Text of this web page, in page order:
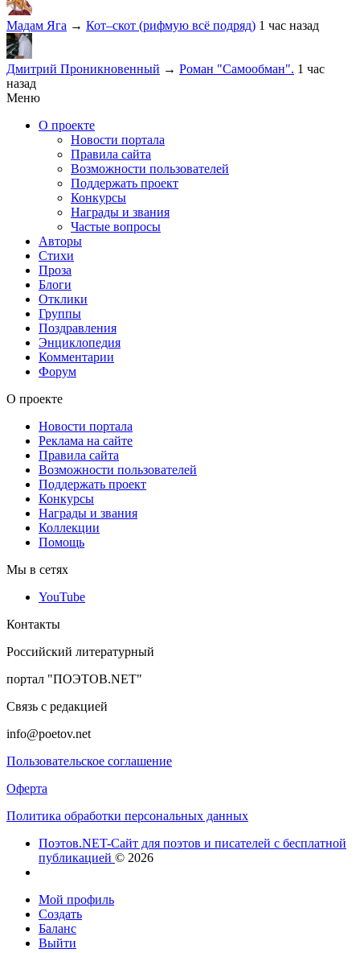
Мадам Яга → Кот–скот (рифмую всё подряд) 1 час назад
Дмитрий Проникновенный → Роман "Самообман". 1 час
назад
Меню
О проекте
Новости портала
Правила сайта
Возможности пользователей
Поддержать проект
Конкурсы
Награды и звания
Частые вопросы
Авторы
Стихи
Проза
Блоги
Отклики
Группы
Поздравления
Энциклопедия
Комментарии
Форум
О проекте
Новости портала
Реклама на сайте
Правила сайта
Возможности пользователей
Поддержать проект
Конкурсы
Награды и звания
Коллекции
Помощь
Мы в сетях
YouTube
Контакты
Российский литературный
портал "ПОЭТОВ.NET"
Связь с редакцией
info@poetov.net
Пользовательское соглашение
Оферта
Политика обработки персональных данных
Поэтов.NET-Сайт для поэтов и писателей с бесплатной
публикацией © 2026
Мой профиль
Создать
Баланс
Выйти